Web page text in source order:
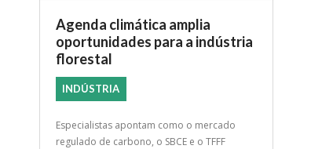
Agenda climática amplia
oportunidades para a indústria
florestal
INDÚSTRIA
Especialistas apontam como o mercado
regulado de carbono, o SBCE e o TFFF